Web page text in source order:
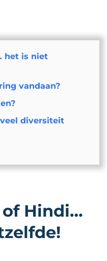
het is niet
vandaan?
diversiteit
Hindi…